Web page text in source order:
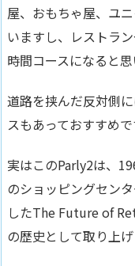
屋、おもちゃ屋、ユ
いますし、レストラ
時間コースになると思
道路を挟んだ反対側
スもあっておすすめで
実はこのParly2は、
のショッピングセン
したThe Future of
の歴史として取り上げ